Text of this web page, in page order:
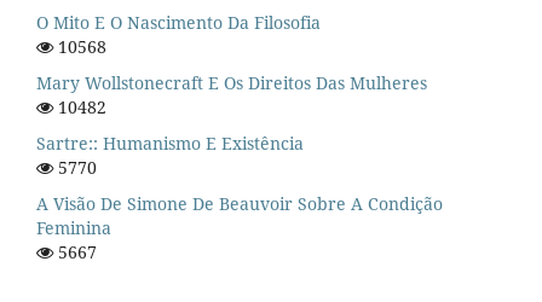
O Mito E O Nascimento Da Filosofia
10568
Mary Wollstonecraft E Os Direitos Das Mulheres
10482
Sartre:: Humanismo E Existência
5770
A Visão De Simone De Beauvoir Sobre A Condição
Feminina
5667